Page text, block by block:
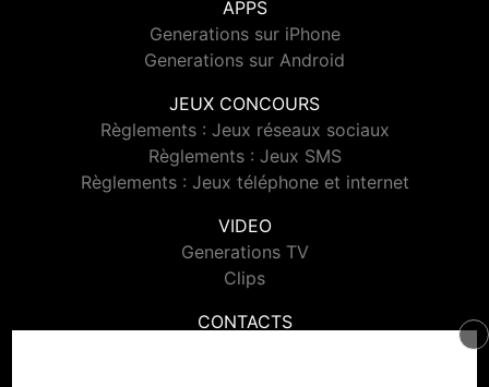
APPS
Generations sur iPhone
Generations sur Android
JEUX CONCOURS
Règlements : Jeux réseaux sociaux
Règlements : Jeux SMS
Règlements : Jeux téléphone et internet
VIDEO
Generations TV
Clips
CONTACTS